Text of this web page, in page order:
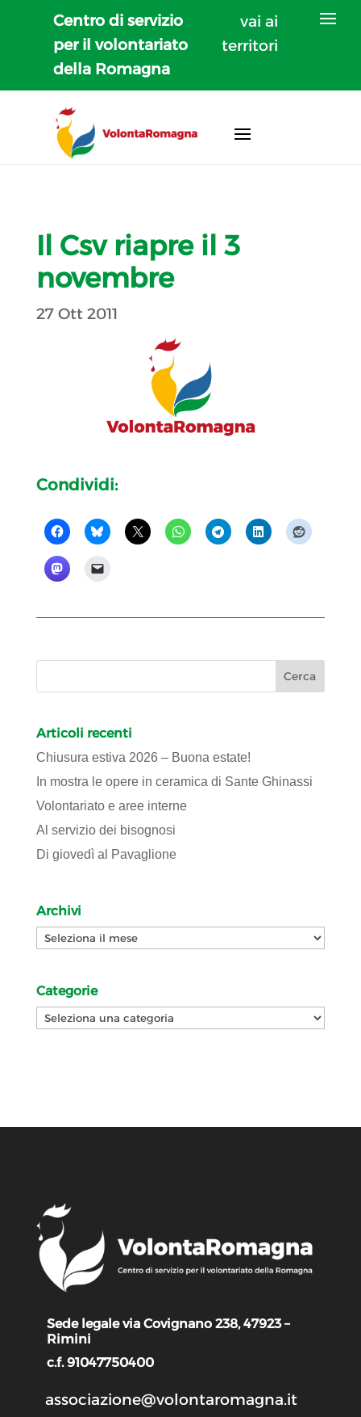
Centro di servizio
per il volontariato
della Romagna
vai ai
territori
Il Csv riapre il 3
novembre
27 Ott 2011
Condividi:
Articoli recenti
Chiusura estiva 2026 – Buona estate!
In mostra le opere in ceramica di Sante Ghinassi
Volontariato e aree interne
Al servizio dei bisognosi
Di giovedì al Pavaglione
Archivi
Archivi
Categorie
Categorie
Sede legale via Covignano 238, 47923 –
Rimini
c.f. 91047750400
associazione@volontaromagna.it